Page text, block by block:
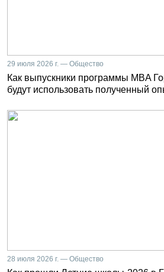
29 июля 2026 г. — Общество
Как выпускники программы MBA
будут использовать полученный
28 июля 2026 г. — Общество